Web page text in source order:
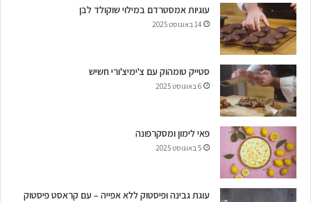
עוגיות אמסטרדם במילוי שוקולד לבן
14 באוגוסט 2025
סטייק טומהוק עם צ'ימיצ'ורי חשיש
6 באוגוסט 2025
פאי לימון ומסקרפונה
5 באוגוסט 2025
עוגת גבינה ופיסטוק ללא אפייה – עם קראסט פיסטוק